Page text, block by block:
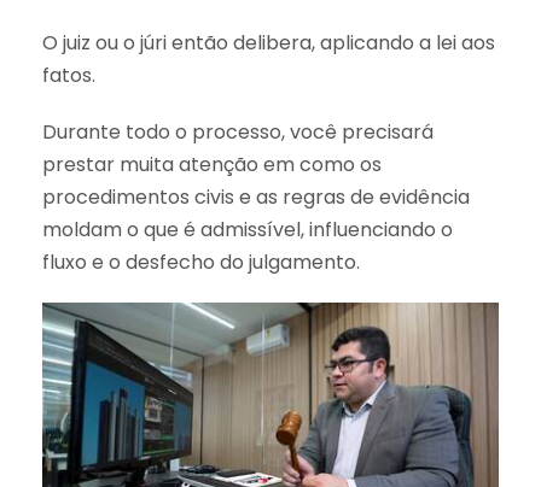
O juiz ou o júri então delibera, aplicando a lei aos
fatos.
Durante todo o processo, você precisará
prestar muita atenção em como os
procedimentos civis e as regras de evidência
moldam o que é admissível, influenciando o
fluxo e o desfecho do julgamento.